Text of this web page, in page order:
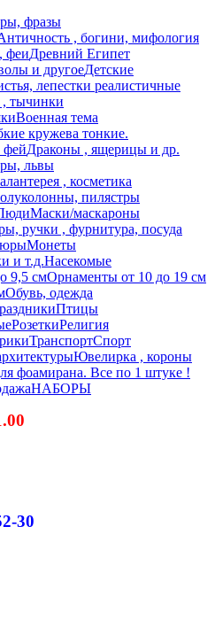
фразы
, богини, мифология
феиДревний Египет
и другоеДетские
лепестки реалистичные
, тычинки
Военная тема
кружева тонкие.
фейДраконы , ящерицы и др.
львы
, косметика
пилястры
Маски/маскароны
ручки , фурнитура, посуда
Монеты
и т.д.Насекомые
9,5 смОрнаменты от 10 до 19 см
Обувь, одежда
Птицы
РозеткиРелигия
ТранспортСпорт
Ювелирка , короны
фоамирана. Все по 1 штуке !
НАБОРЫ
30